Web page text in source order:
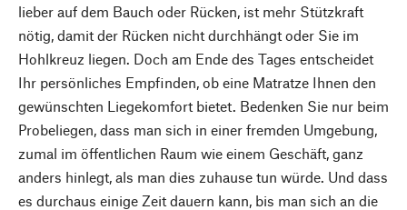
lieber auf dem Bauch oder Rücken, ist mehr Stützkraft
nötig, damit der Rücken nicht durchhängt oder Sie im
Hohlkreuz liegen. Doch am Ende des Tages entscheidet
Ihr persönliches Empfinden, ob eine Matratze Ihnen den
gewünschten Liegekomfort bietet. Bedenken Sie nur beim
Probeliegen, dass man sich in einer fremden Umgebung,
zumal im öffentlichen Raum wie einem Geschäft, ganz
anders hinlegt, als man dies zuhause tun würde. Und dass
es durchaus einige Zeit dauern kann, bis man sich an die